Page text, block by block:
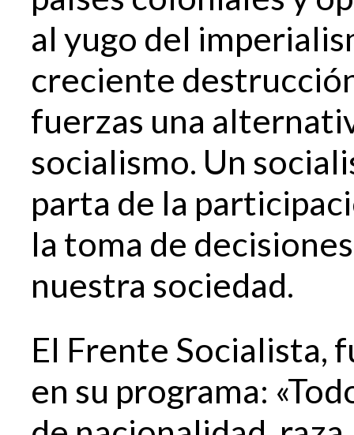
al yugo del
creciente
fuerzas una
socialismo. Un
parta de la
la toma de
nuestra sociedad.
El Frente Socialista,
en su programa: